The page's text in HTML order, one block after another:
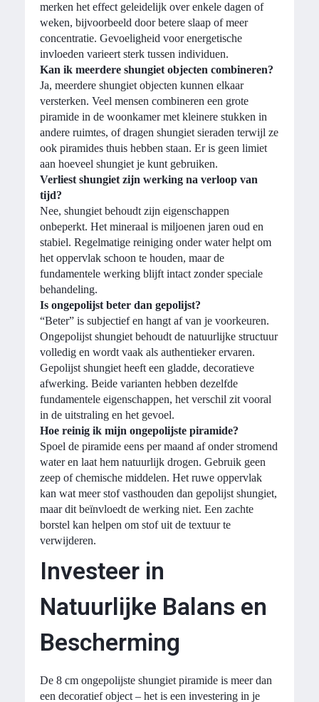
merken het effect geleidelijk over enkele dagen of
weken, bijvoorbeeld door betere slaap of meer
concentratie. Gevoeligheid voor energetische
invloeden varieert sterk tussen individuen.
Kan ik meerdere shungiet objecten combineren?
Ja, meerdere shungiet objecten kunnen elkaar
versterken. Veel mensen combineren een grote
piramide in de woonkamer met kleinere stukken in
andere ruimtes, of dragen shungiet sieraden terwijl ze
ook piramides thuis hebben staan. Er is geen limiet
aan hoeveel shungiet je kunt gebruiken.
Verliest shungiet zijn werking na verloop van
tijd?
Nee, shungiet behoudt zijn eigenschappen
onbeperkt. Het mineraal is miljoenen jaren oud en
stabiel. Regelmatige reiniging onder water helpt om
het oppervlak schoon te houden, maar de
fundamentele werking blijft intact zonder speciale
behandeling.
Is ongepolijst beter dan gepolijst?
“Beter” is subjectief en hangt af van je voorkeuren.
Ongepolijst shungiet behoudt de natuurlijke structuur
volledig en wordt vaak als authentieker ervaren.
Gepolijst shungiet heeft een gladde, decoratieve
afwerking. Beide varianten hebben dezelfde
fundamentele eigenschappen, het verschil zit vooral
in de uitstraling en het gevoel.
Hoe reinig ik mijn ongepolijste piramide?
Spoel de piramide eens per maand af onder stromend
water en laat hem natuurlijk drogen. Gebruik geen
zeep of chemische middelen. Het ruwe oppervlak
kan wat meer stof vasthouden dan gepolijst shungiet,
maar dit beïnvloedt de werking niet. Een zachte
borstel kan helpen om stof uit de textuur te
verwijderen.
Investeer in
Natuurlijke Balans en
Bescherming
De 8 cm ongepolijste shungiet piramide is meer dan
een decoratief object – het is een investering in je